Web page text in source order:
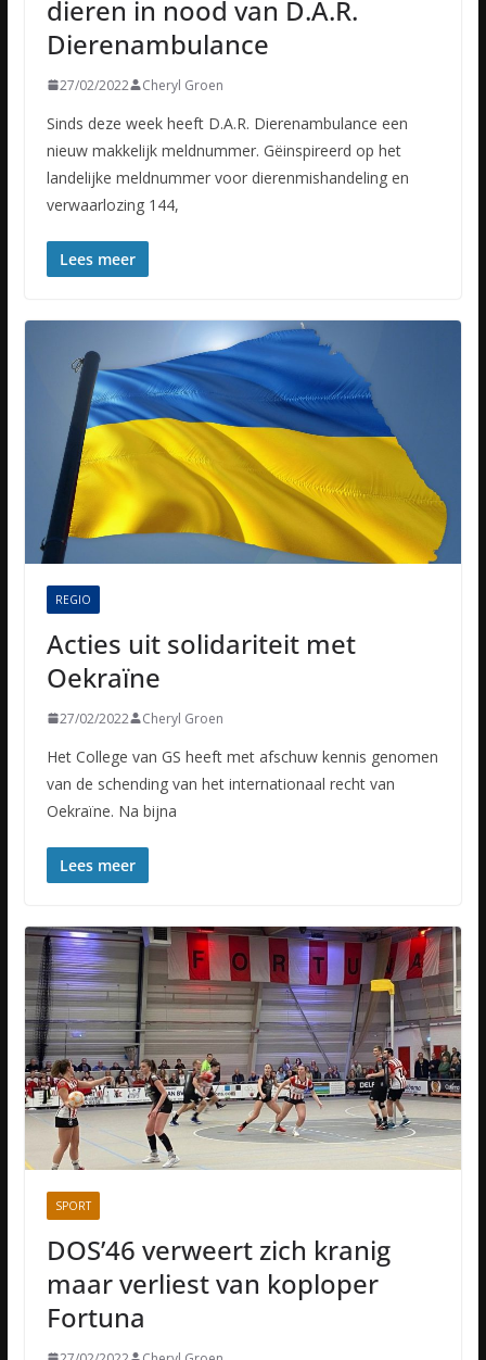
dieren in nood van D.A.R.
Dierenambulance
27/02/2022 Cheryl Groen
Sinds deze week heeft D.A.R. Dierenambulance een
nieuw makkelijk meldnummer. Gëinspireerd op het
landelijke meldnummer voor dierenmishandeling en
verwaarlozing 144,
Lees meer
REGIO
Acties uit solidariteit met
Oekraïne
27/02/2022 Cheryl Groen
Het College van GS heeft met afschuw kennis genomen
van de schending van het internationaal recht van
Oekraïne. Na bijna
Lees meer
SPORT
DOS’46 verweert zich kranig
maar verliest van koploper
Fortuna